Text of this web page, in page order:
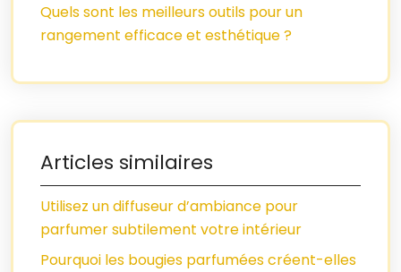
Quels sont les meilleurs outils pour un
rangement efficace et esthétique ?
Articles similaires
Utilisez un diffuseur d’ambiance pour
parfumer subtilement votre intérieur
Pourquoi les bougies parfumées créent-elles